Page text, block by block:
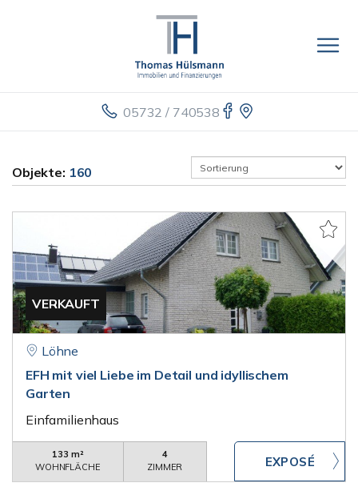
05732 / 740538
Objekte: 160
VERKAUFT
Löhne
EFH mit viel Liebe im Detail und idyllischem
Garten
Einfamilienhaus
133 m²
WOHNFLÄCHE
4
ZIMMER